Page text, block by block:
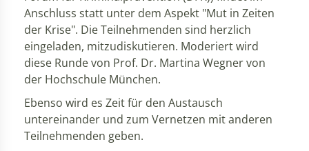
Anschluss statt unter dem Aspekt "Mut in Zeiten
der Krise". Die Teilnehmenden sind herzlich
eingeladen, mitzudiskutieren. Moderiert wird
diese Runde von Prof. Dr. Martina Wegner von
der Hochschule München.
Ebenso wird es Zeit für den Austausch
untereinander und zum Vernetzen mit anderen
Teilnehmenden geben.